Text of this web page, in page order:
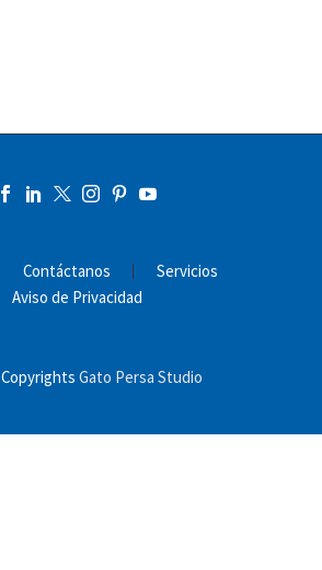
Contáctanos
Servicios
Aviso de Privacidad
Gato Persa Studio